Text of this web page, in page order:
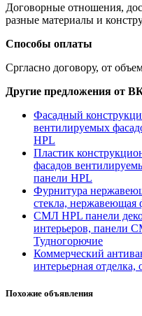
Договорные отношения,
разные материалы и
Способы оплаты
Сргласно договору, от
Другие предложения от
Фасадный
вентилируемых
HPL
Пластик
фасадов
панели HPL
Фурнитура
стекла, нержавеющая
СМЛ HPL панели
интерьеров, панели
Тудногорючие
Коммерческий
интерьерная
Похожие объявления